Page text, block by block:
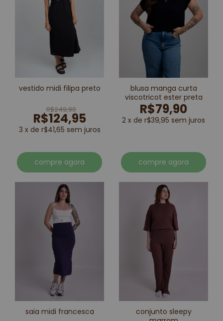
vestido midi filipa preto
R$249,90
R$124,95
3 x de r$41,65 sem juros
compre agora
blusa manga curta
viscotricot ester preta
R$79,90
2 x de r$39,95 sem juros
compre agora
saia midi francesca
conjunto sleepy